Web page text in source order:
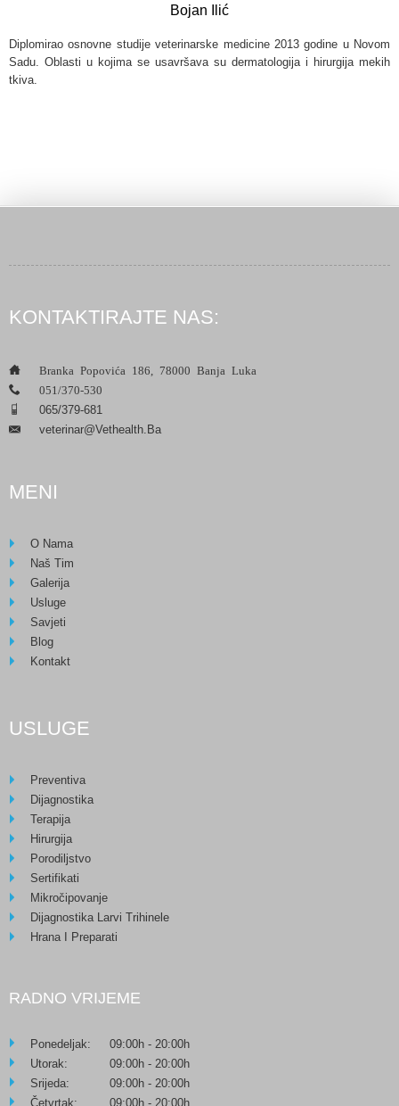
Bojan Ilić
Diplomirao osnovne studije veterinarske medicine 2013 godine u Novom
Sadu. Oblasti u kojima se usavršava su dermatologija i hirurgija mekih
tkiva.
KONTAKTIRAJTE NAS:
Branka Popovića 186, 78000 Banja Luka
051/370-530
065/379-681
Veterinar@vethealth.ba
MENI
O Nama
Naš Tim
Galerija
Usluge
Savjeti
Blog
Kontakt
USLUGE
Preventiva
Dijagnostika
Terapija
Hirurgija
Porodiljstvo
Sertifikati
Mikročipovanje
Dijagnostika Larvi Trihinele
Hrana I Preparati
RADNO VRIJEME
Ponedeljak:
09:00h - 20:00h
Utorak:
09:00h - 20:00h
Srijeda:
09:00h - 20:00h
Četvrtak:
09:00h - 20:00h